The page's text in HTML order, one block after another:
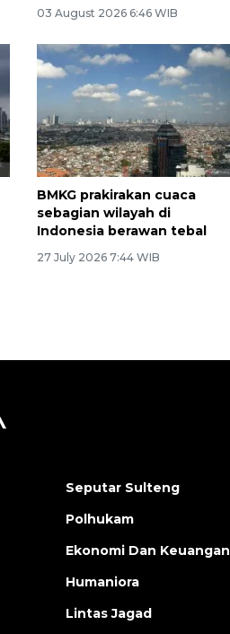
03 August 2026 6:46 WIB
BMKG prakirakan cuaca
sebagian wilayah di
Indonesia berawan tebal
27 July 2026 7:44 WIB
Seputar Sulteng
Polhukam
Ekonomi Dan Keuangan
Humaniora
Lintas Jagad